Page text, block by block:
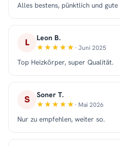
Alles bestens, pünktlich und
L Leon B.
· Juni 2025
Top Heizkörper, super Qualität.
S Soner T.
· Mai 2026
Nur zu empfehlen, weiter so.